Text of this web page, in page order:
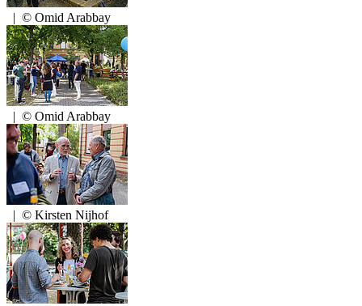
| © Omid Arabbay
| © Omid Arabbay
| © Kirsten Nijhof